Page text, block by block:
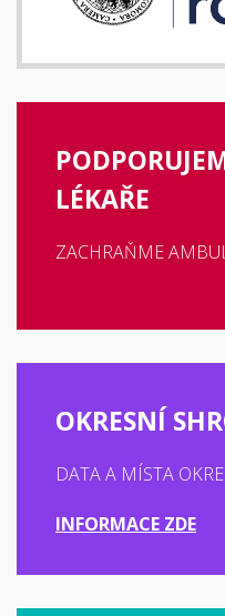
LÉKAŘE
ZACHRAŇME
OKRESNÍ
DATA A MÍSTA
INFORMACE ZDE